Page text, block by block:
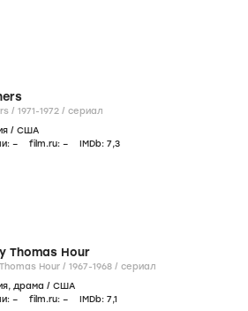
Partners / 1971-1972 / сериал
/ США
– film.ru: – IMDb: 7,3
Thomas Hour
Danny Thomas Hour / 1967-1968 / сериал
, драма / США
– film.ru: – IMDb: 7,1